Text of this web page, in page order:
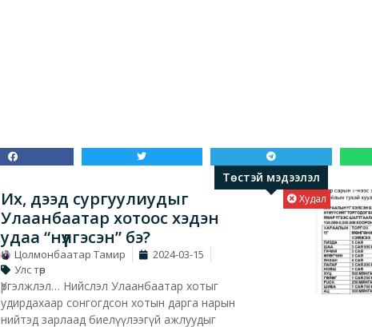
Төстэй мэдээлэл
Их, дээд сургуулиудыг
Улаанбаатар хотоос хэдэн
удаа “нүүлгэсэн” бэ?
Цолмонбаатар Тамир
2024-03-15
Улс төр
Үргэлжлэл… Нийслэл Улаанбаатар хотыг
удирдахаар сонгогдсон хотын дарга нарын
нийтэд зарлаад биелүүлээгүй ажлуудыг
Худал